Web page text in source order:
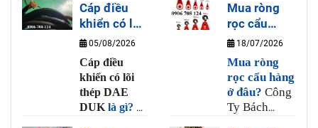
Cáp điều
khiển có lõi
thép DAE
DUK là gì?
05/08/2026
Cáp điều
khiển có lõi
thép DAE
DUK là gì? Là
Mua ròng
rọc cẩu
hàng ở đâu?
18/07/2026
Mua ròng
rọc cẩu hàng
ở đâu? Công
Ty Bách